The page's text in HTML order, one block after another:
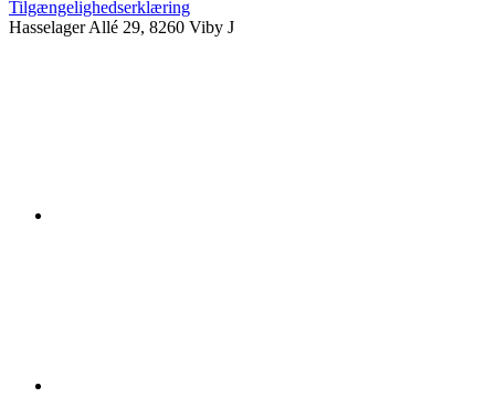
Tilgængelighedserklæring
Hasselager Allé 29, 8260 Viby J